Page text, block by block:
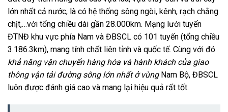
lớn nhất cả nước, là có hệ thống sông ngòi, kênh, rạch chằng
chịt,…với tổng chiều dài gần 28.000km. Mạng lưới tuyến
ĐTNĐ khu vực phía Nam và ĐBSCL có 101 tuyến (tổng chiều
3.186.3km), mang tính chất liên tỉnh và quốc tế. Cùng với đó
khả năng vận chuyển hàng hóa và hành khách của giao
thông vận tải đường sông lớn nhất ở vùng Nam Bộ, ĐBSCL
luôn được đánh giá cao và mang lại hiệu quả rất tốt.